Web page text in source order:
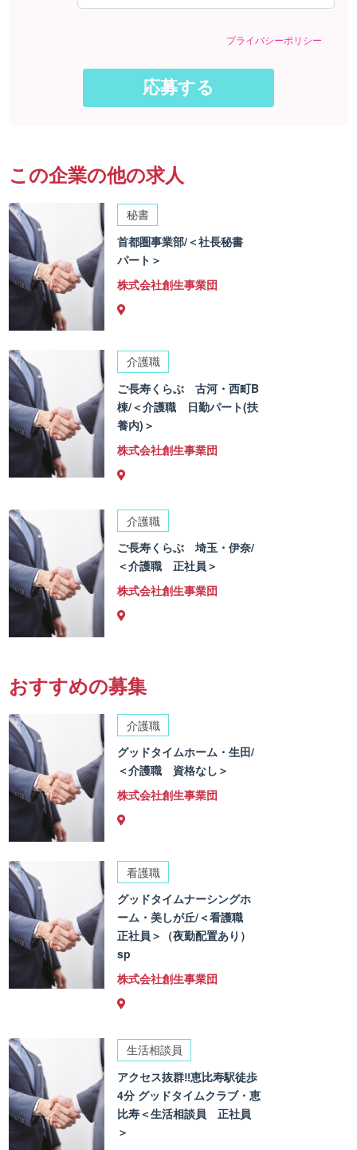
プライバシーポリシー
この企業の他の求人
秘書
首都圏事業部/＜社長秘書
パート＞
株式会社創生事業団
介護職
ご長寿くらぶ 古河・西町B
棟/＜介護職 日勤パート(扶
養内)＞
株式会社創生事業団
介護職
ご長寿くらぶ 埼玉・伊奈/
＜介護職 正社員＞
株式会社創生事業団
おすすめの募集
介護職
グッドタイムホーム・生田/
＜介護職 資格なし＞
株式会社創生事業団
看護職
グッドタイムナーシングホ
ーム・美しが丘/＜看護職
正社員＞（夜勤配置あり）
sp
株式会社創生事業団
生活相談員
アクセス抜群‼恵比寿駅徒歩
4分 グッドタイムクラブ・恵
比寿＜生活相談員 正社員
＞